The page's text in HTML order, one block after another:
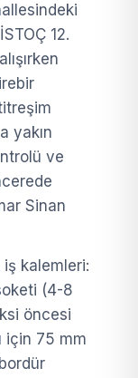
12.
yakın
ve
Sinan
kalemleri:
(4-8
öncesi
için 75 mm